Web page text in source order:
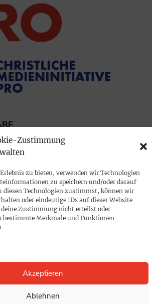
Zustimmung
zu bieten, verwenden wir Technologien
zu speichern und/oder darauf
diesen Technologien zustimmst, können wir
oder eindeutige IDs auf dieser Website
deine Zustimmung nicht erteilst oder
bestimmte Merkmale und Funktionen
Akzeptieren
Ablehnen